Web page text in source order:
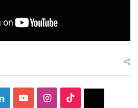
LinkedInYouTubeInstagram